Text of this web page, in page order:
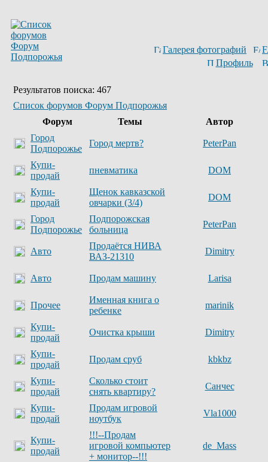
Галерея фотографий
Профиль
Результатов поиска: 467
Список форумов Форум Подпорожья
Форум
Темы
Автор
Город
Подпорожье
Город мертв? PeterPan
Купи-
продай
пневматика DOM
Купи-
продай
Щенок кавказской
овчарки (3/4)
DOM
Город
Подпорожье
Подпорожская
больница
PeterPan
Авто
Продаётся НИВА
ВАЗ-21310
Dimitry
Авто Продам машину Larisa
Прочее
Именная книга о
ребенке
marinik
Купи-
продай
Очистка крыши Dimitry
Купи-
продай
Продам сруб kbkbz
Купи-
продай
Сколько стоит
снять квартиру?
Санчес
Купи-
продай
Продам игровой
ноутбук
Vla1000
Купи-
продай
!!!--Продам
игровой компьютер
+ монитор--!!!
de_Mass